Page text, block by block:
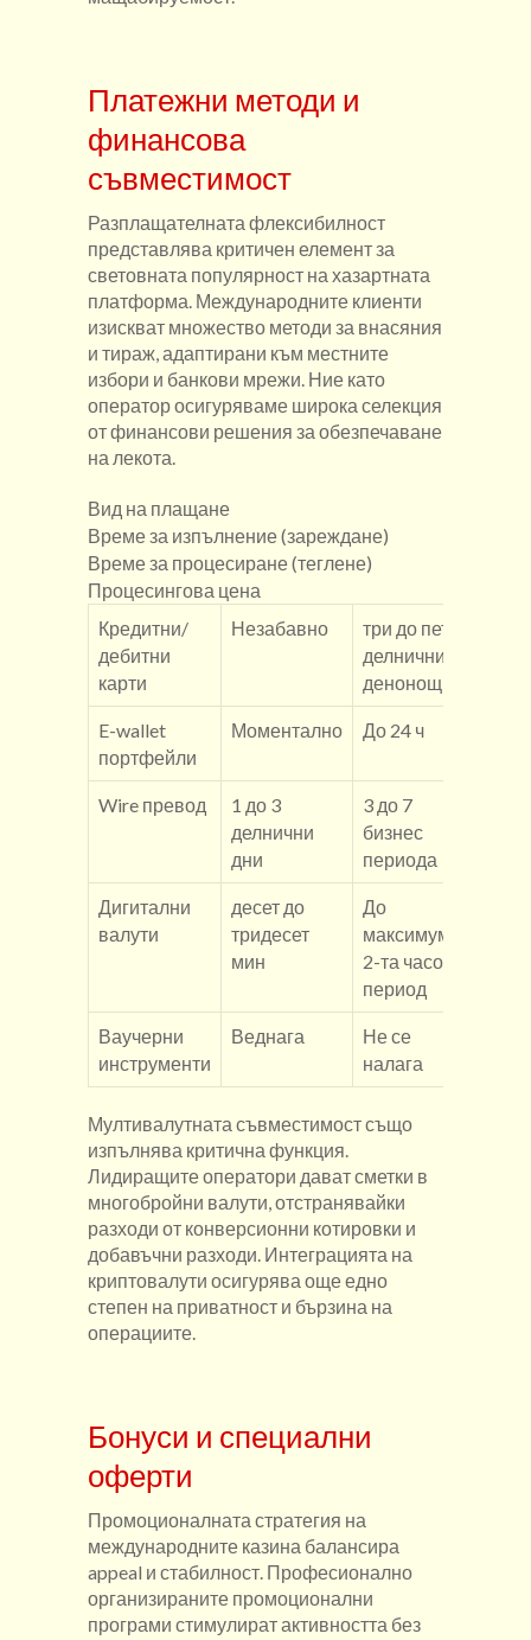
Платежни методи и
финансова
съвместимост
Разплащателната флексибилност
представлява критичен елемент за
световната популярност на хазартната
платформа. Международните клиенти
изискват множество методи за внасяния
и тираж, адаптирани към местните
избори и банкови мрежи. Ние като
оператор осигуряваме широка селекция
от финансови решения за обезпечаване
на лекота.
Вид на плащане
Време за изпълнение (зареждане)
Време за процесиране (теглене)
Процесингова цена
Кредитни/
дебитни
карти
Незабавно
три до пет
делнични
денонощия
E-wallet
портфейли
Моментално До 24 ч
Wire превод
1 до 3
делнични
дни
3 до 7
бизнес
периода
Дигитални
валути
десет до
тридесет
мин
До
максимум
2-та часов
период
Ваучерни
инструменти
Веднага
Не се
налага
Мултивалутната съвместимост също
изпълнява критична функция.
Лидиращите оператори дават сметки в
многобройни валути, отстранявайки
разходи от конверсионни котировки и
добавъчни разходи. Интеграцията на
криптовалути осигурява още едно
степен на приватност и бързина на
операциите.
Бонуси и специални
оферти
Промоционалната стратегия на
международните казина балансира
appeal и стабилност. Професионално
организираните промоционални
програми стимулират активността без